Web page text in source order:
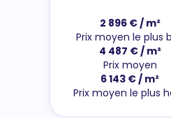
2 896 € / m²
Prix moyen le plus
4 487 € / m²
Prix moyen
6 143 € / m²
Prix moyen le plus